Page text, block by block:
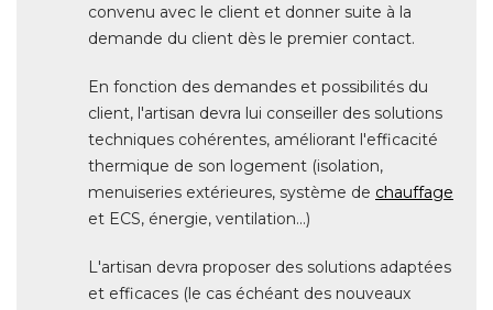
convenu avec le client et donner suite à la
demande du client dès le premier contact.
En fonction des demandes et possibilités du
client, l'artisan devra lui conseiller des solutions
techniques cohérentes, améliorant l'efficacité
thermique de son logement (isolation,
menuiseries extérieures, système de chauffage
et ECS, énergie, ventilation...)
L'artisan devra proposer des solutions adaptées
et efficaces (le cas échéant des nouveaux